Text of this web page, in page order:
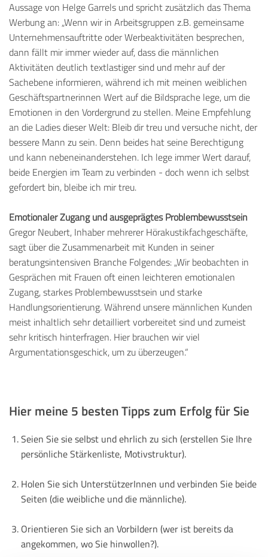
Aussage von Helge Garrels und spricht zusätzlich das Thema
Werbung an: „Wenn wir in Arbeitsgruppen z.B. gemeinsame
Unternehmensauftritte oder Werbeaktivitäten besprechen,
dann fällt mir immer wieder auf, dass die männlichen
Aktivitäten deutlich textlastiger sind und mehr auf der
Sachebene informieren, während ich mit meinen weiblichen
Geschäftspartnerinnen Wert auf die Bildsprache lege, um die
Emotionen in den Vordergrund zu stellen. Meine Empfehlung
an die Ladies dieser Welt: Bleib dir treu und versuche nicht, der
bessere Mann zu sein. Denn beides hat seine Berechtigung
und kann nebeneinanderstehen. Ich lege immer Wert darauf,
beide Energien im Team zu verbinden - doch wenn ich selbst
gefordert bin, bleibe ich mir treu.
Emotionaler Zugang und ausgeprägtes Problembewusstsein
Gregor Neubert, Inhaber mehrerer Hörakustikfachgeschäfte,
sagt über die Zusammenarbeit mit Kunden in seiner
beratungsintensiven Branche Folgendes: „Wir beobachten in
Gesprächen mit Frauen oft einen leichteren emotionalen
Zugang, starkes Problembewusstsein und starke
Handlungsorientierung. Während unsere männlichen Kunden
meist inhaltlich sehr detailliert vorbereitet sind und zumeist
sehr kritisch hinterfragen. Hier brauchen wir viel
Argumentationsgeschick, um zu überzeugen.“
Hier meine 5 besten Tipps zum Erfolgfür Sie
Seien Sie sie selbst und ehrlich zu sich (erstellen Sie Ihre
persönliche Stärkenliste, Motivstruktur).
Holen Sie sich UnterstützerInnen und verbinden Sie beide
Seiten (die weibliche und die männliche).
Orientieren Sie sich an Vorbildern (wer ist bereits da
angekommen, wo Sie hinwollen?).